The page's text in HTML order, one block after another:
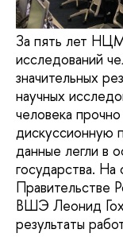
За пять лет
исследований
значительных
научных
человека
дискуссионную
данные легли в
государства. На
Правительстве
ВШЭ Леонид
результаты